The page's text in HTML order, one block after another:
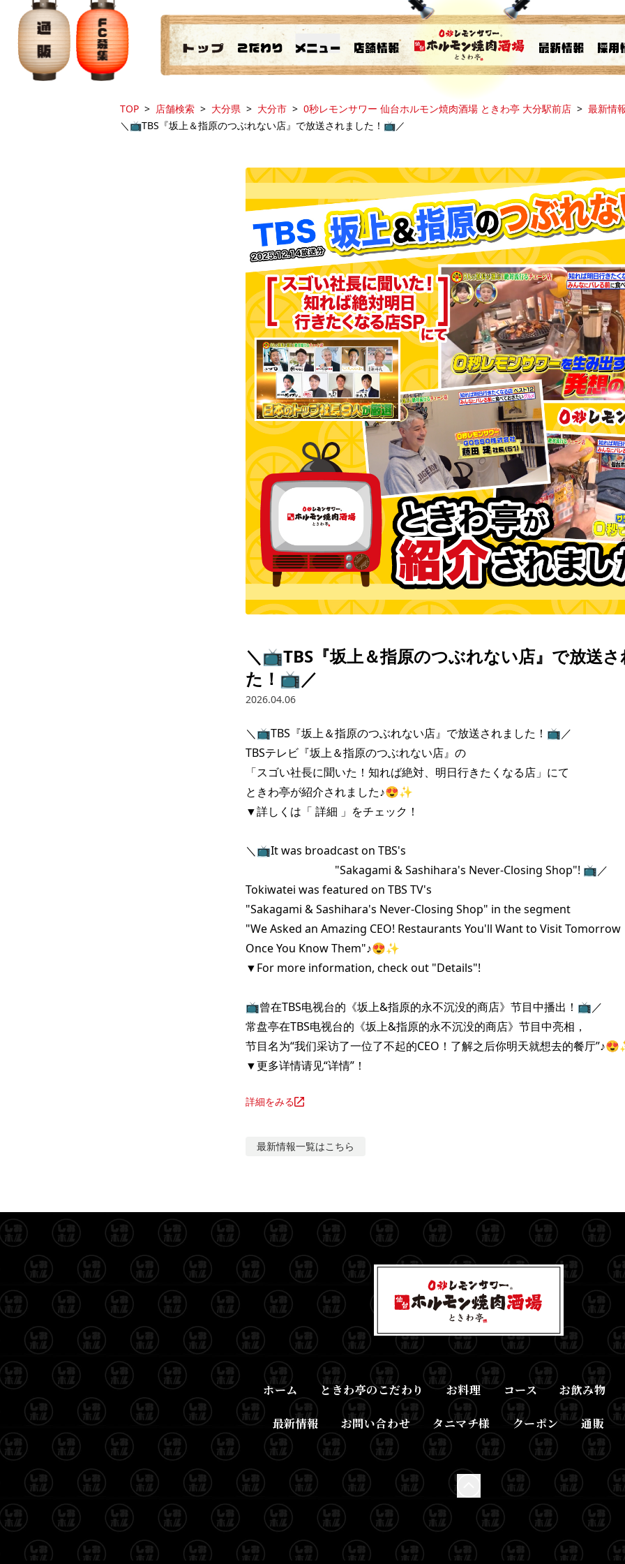
TOP 店舗検索 大分県 大分市 0秒レモンサワー 仙台ホルモン焼肉酒場 ときわ亭 大分駅前店
最新情
＼📺️TBS『坂上＆指原のつぶれない店』で放送されました！📺️／
＼📺️TBS『坂上＆指原のつぶれない店』で放送
た！📺️／
2026.04.06
＼📺️TBS『坂上＆指原のつぶれない店』で放送されました！📺️／
TBSテレビ『坂上＆指原のつぶれない店』の
「スゴい社長に聞いた！知れば絶対、明日行きたくなる店」にて
ときわ亭が紹介されました♪😍✨
▼詳しくは「 詳細 」をチェック！
＼📺️It was broadcast on TBS's
"Sakagami & Sashihara's Never-Closing Shop"! 📺️／
Tokiwatei was featured on TBS TV's
"Sakagami & Sashihara's Never-Closing Shop" in the segment
"We Asked an Amazing CEO! Restaurants You'll Want to Visit Tomorrow
Once You Know Them"♪😍✨
▼For more information, check out "Details"!
📺️曾在TBS电视台的《坂上&指原的永不沉没的商店》节目中播出！📺️／
常盘亭在TBS电视台的《坂上&指原的永不沉没的商店》节目中亮相，
节目名为“我们采访了一位了不起的CEO！了解之后你明天就想去的餐厅
▼更多详情请见“详情”！
詳細をみる
最新情報一覧はこちら
ホーム ときわ亭のこだわり お料理 コース お飲み物
最新情報 お問い合わせ タニマチ様 クーポン 通販